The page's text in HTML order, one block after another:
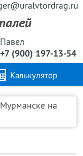
Павел
+7 (900) 197-13-54
Калькулятор
Контакты
на